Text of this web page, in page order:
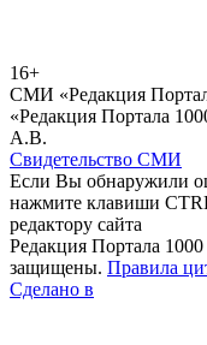
16+
СМИ «Редакция
«Редакция Портала
А.В.
Свидетельство СМИ
Если Вы обнаружили
нажмите клавиши
редактору сайта
Редакция Портала
защищены. Правила
Сделано в